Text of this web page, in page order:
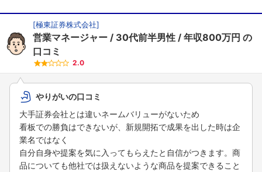
[極東証券株式会社]
営業マネージャー 30代前半男性 年収800万円 の
口コミ
2.0
やりがいの口コミ
大手証券会社とは違いネームバリューがないため
看板での勝負はできないが、新規開拓で成果を出した時は企
業名ではなく
自分自身や提案を気に入ってもらえたと自信がつきます。商
品についても他社では扱えないような商品を提案できること